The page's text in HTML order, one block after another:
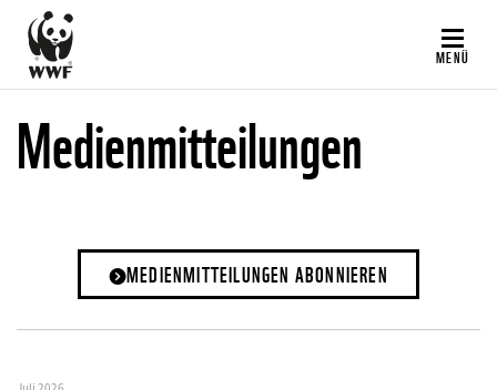
Direkt
zum
Inhalt
MENÜ
Medienmitteilungen
MEDIENMITTEILUNGEN ABONNIEREN